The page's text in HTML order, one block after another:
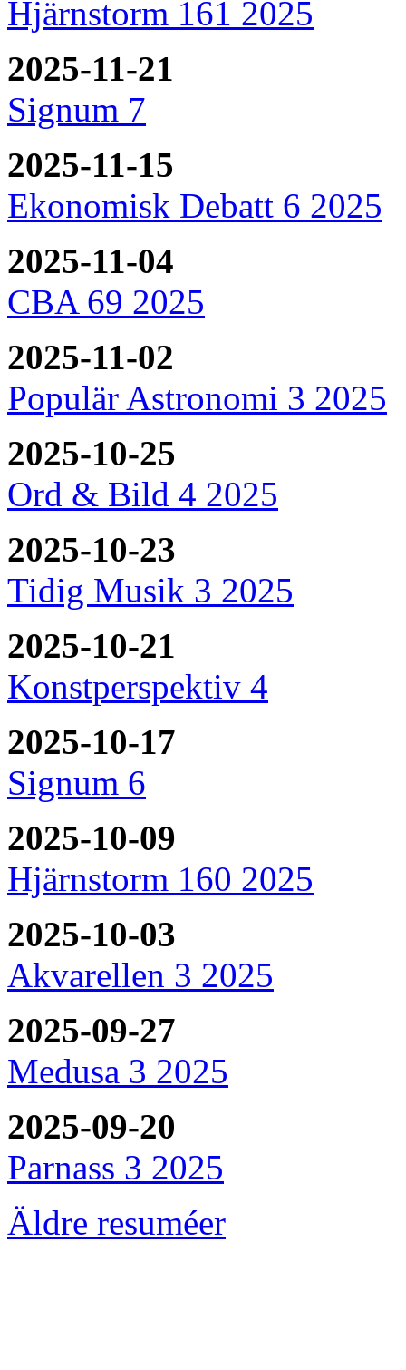
Hjärnstorm 161 2025
2025-11-21
Signum 7
2025-11-15
Ekonomisk Debatt 6 2025
2025-11-04
CBA 69 2025
2025-11-02
Populär Astronomi 3 2025
2025-10-25
Ord & Bild 4 2025
2025-10-23
Tidig Musik 3 2025
2025-10-21
Konstperspektiv 4
2025-10-17
Signum 6
2025-10-09
Hjärnstorm 160 2025
2025-10-03
Akvarellen 3 2025
2025-09-27
Medusa 3 2025
2025-09-20
Parnass 3 2025
Äldre resuméer